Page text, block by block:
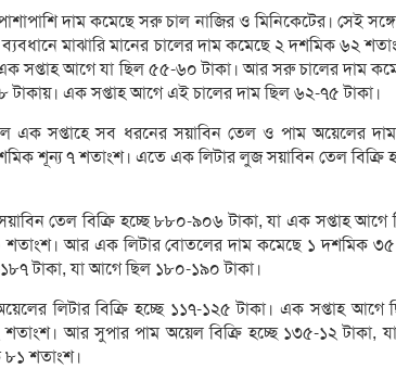
দাম কমেছে সরু চাল নাজির ও মিনিকেটের। সেই
মাঝারি মানের চালের দাম কমেছে ২ দশমিক ৬২
সপ্তাহ আগে যা ছিল ৫৫-৬০ টাকা। আর সরু চালের দাম
টাকায়। এক সপ্তাহ আগে এই চালের দাম ছিল ৬২-৭৫ টাকা।
এক সপ্তাহে সব ধরনের সয়াবিন তেল ও পাম অয়েলের
শূন্য ৭ শতাংশ। এতে এক লিটার লুজ সয়াবিন তেল
তেল বিক্রি হচ্ছে ৮৮০-৯০৬ টাকা, যা এক সপ্তাহ আগে
আর এক লিটার বোতলের দাম কমেছে ১ দশমিক
১৮৭ টাকা, যা আগে ছিল ১৮০-১৯০ টাকা।
লিটার বিক্রি হচ্ছে ১১৭-১২৫ টাকা। এক সপ্তাহ আগে
আর সুপার পাম অয়েল বিক্রি হচ্ছে ১৩৫-১২ টাকা,
শতাংশ।